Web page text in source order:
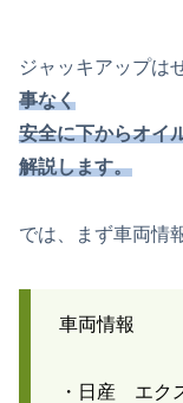
ジャッキアップは
事なく
安全に下からオイ
解説します。
では、まず車両情
車両情報
・日産 エ